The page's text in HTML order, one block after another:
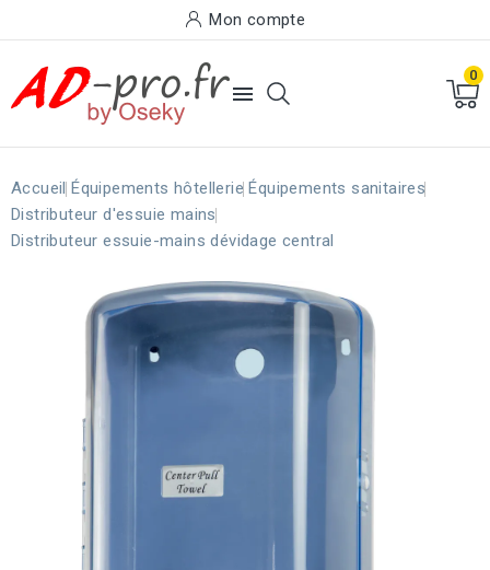
Mon compte

0
Accueil Équipements hôtellerie Équipements sanitaires
Distributeur d'essuie mains
Distributeur essuie-mains dévidage central